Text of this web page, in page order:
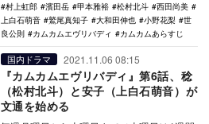
村上虹郎
濱田岳 甲本雅裕 松村北斗
西田尚美
上白石萌音
鷲尾真知子 大和田伸也 小野花梨
世
良公則
カムカムエヴリバディ カムカムあらすじ
国内ドラマ 2021.11.06 08:15
『カムカムエヴリバディ』第6話、稔
（松村北斗）と安子（上白石萌音）が
文通を始める